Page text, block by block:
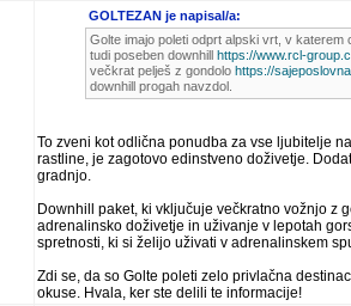
GOLTEZAN je napisal/a:
Golte imajo poleti odprt alpski vrt, v
tudi poseben downhill https://www.rcl-
večkrat pelješ z gondolo https://
downhill progah navzdol.
To zveni kot odlična ponudba za vse ljubitelje
rastline, je zagotovo edinstveno doživetje.
gradnjo.
Downhill paket, ki vključuje večkratno vožnjo z
adrenalinsko doživetje in uživanje v lepotah
spretnosti, ki si želijo uživati v adrenalinskem
Zdi se, da so Golte poleti zelo privlačna
okuse. Hvala, ker ste delili te informacije!